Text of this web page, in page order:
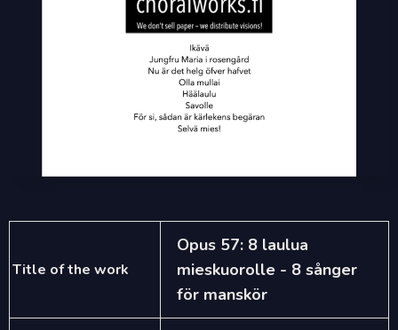
Title of the work
Opus 57: 8 laulua
mieskuorolle - 8 sånger
för manskör